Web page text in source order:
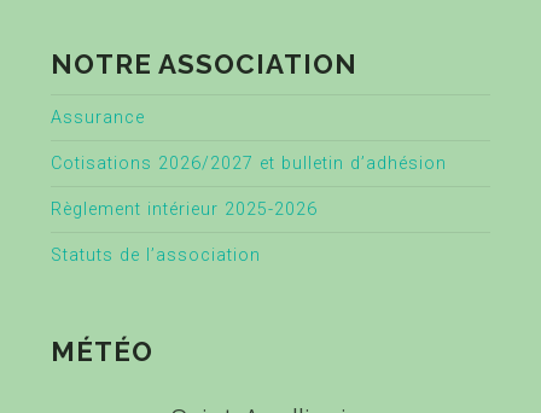
NOTRE ASSOCIATION
Assurance
Cotisations 2026/2027 et bulletin d’adhésion
Règlement intérieur 2025-2026
Statuts de l’association
MÉTÉO